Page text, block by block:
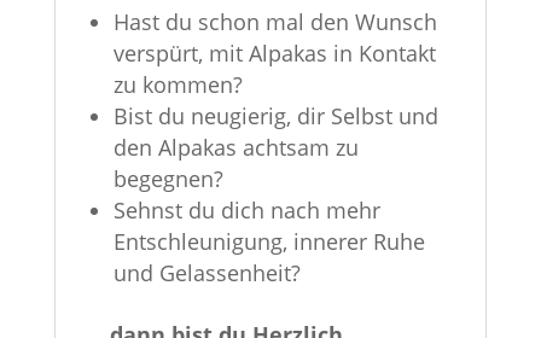
Hast du schon mal den Wunsch
verspürt, mit Alpakas in Kontakt
zu kommen?
Bist du neugierig, dir Selbst und
den Alpakas achtsam zu
begegnen?
Sehnst du dich nach mehr
Entschleunigung, innerer Ruhe
und Gelassenheit?